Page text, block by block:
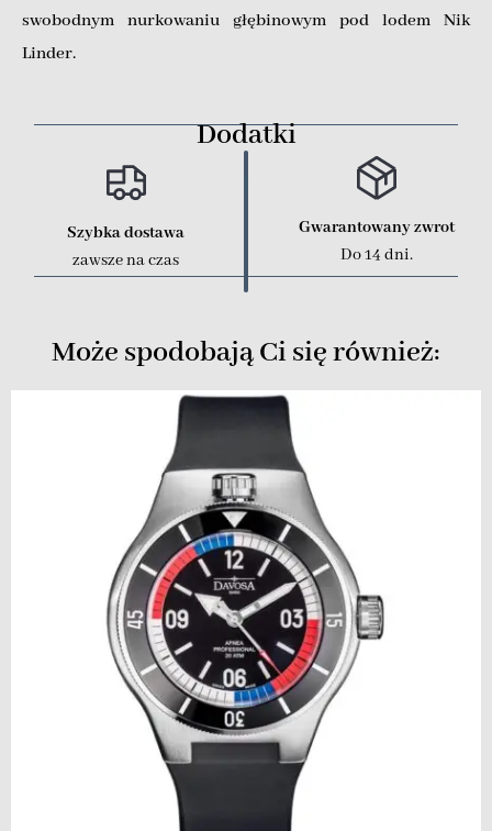
swobodnym nurkowaniu głębinowym pod lodem Nik
Linder.
Dodatki
Szybka dostawa
zawsze na czas
Gwarantowany zwrot
Do 14 dni.
Może spodobają Ci się również: